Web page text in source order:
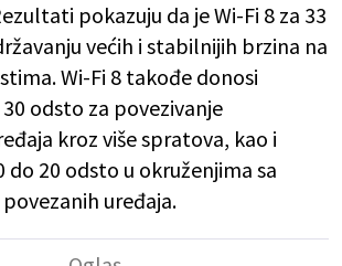
pokazuju da je Wi-Fi 8 za 33
većih i stabilnijih brzina na
Wi-Fi 8 takođe donosi
odsto za povezivanje
kroz više spratova, kao i
do 20 odsto u okruženjima sa
uređaja.